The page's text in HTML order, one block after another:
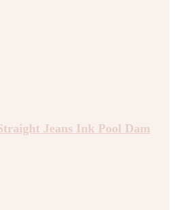
Jeans Ink Pool Dam